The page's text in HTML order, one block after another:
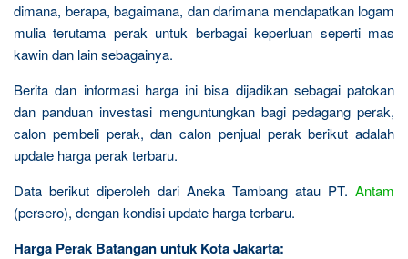
dimana, berapa, bagaimana, dan darimana mendapatkan logam
mulia terutama perak untuk berbagai keperluan seperti mas
kawin dan lain sebagainya.
Berita dan informasi harga ini bisa dijadikan sebagai patokan
dan panduan investasi menguntungkan bagi pedagang perak,
calon pembeli perak, dan calon penjual perak berikut adalah
update harga perak terbaru.
Data berikut diperoleh dari Aneka Tambang atau PT. Antam
(persero), dengan kondisi update harga terbaru.
Harga Perak Batangan untuk Kota Jakarta: